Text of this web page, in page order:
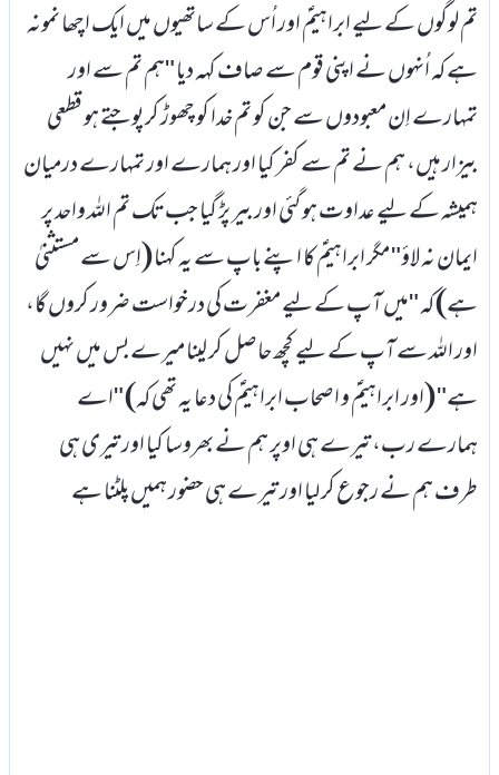
تم لوگوں کے لیے ابراہیمؑ اور اُس کے ساتھیوں میں ایک اچھا نمونہ
ہے کہ اُنہوں نے اپنی قوم سے صاف کہہ دیا "ہم تم سے اور
تمہارے اِن معبودوں سے جن کو تم خدا کو چھوڑ کر پوجتے ہو قطعی
بیزار ہیں، ہم نے تم سے کفر کیا اور ہمارے اور تمہارے درمیان
ہمیشہ کے لیے عداوت ہو گئی اور بیر پڑ گیا جب تک تم اللہ واحد پر
ایمان نہ لاؤ" مگر ابراہیمؑ کا اپنے باپ سے یہ کہنا (اِس سے مستثنیٰ
ہے) کہ "میں آپ کے لیے مغفرت کی درخواست ضرور کروں گا،
اور اللہ سے آپ کے لیے کچھ حاصل کر لینا میرے بس میں نہیں
ہے" (اور ابراہیمؑ و اصحاب ابراہیمؑ کی دعا یہ تھی کہ) "اے
ہمارے رب، تیرے ہی اوپر ہم نے بھروسا کیا اور تیری ہی
طرف ہم نے رجوع کر لیا اور تیرے ہی حضور ہمیں پلٹنا ہے